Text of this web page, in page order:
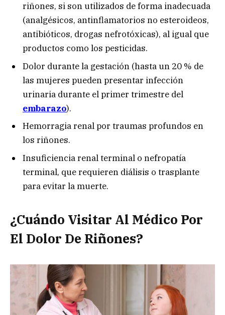
riñones, si son utilizados de forma inadecuada
(analgésicos, antinflamatorios no esteroideos,
antibióticos, drogas nefrotóxicas), al igual que
productos como los pesticidas.
Dolor durante la gestación (hasta un 20 % de
las mujeres pueden presentar infección
urinaria durante el primer trimestre del
embarazo).
Hemorragia renal por traumas profundos en
los riñones.
Insuficiencia renal terminal o nefropatía
terminal, que requieren diálisis o trasplante
para evitar la muerte.
¿Cuándo Visitar Al Médico Por
El Dolor De Riñones?